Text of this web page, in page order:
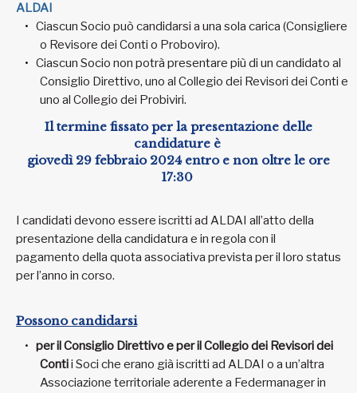
ALDAI
Ciascun Socio può candidarsi a una sola carica (Consigliere
o Revisore dei Conti o Proboviro).
Ciascun Socio non potrà presentare più di un candidato al
Consiglio Direttivo, uno al Collegio dei Revisori dei Conti e
uno al Collegio dei Probiviri.
Il termine fissato per la presentazione delle
candidature è
giovedì 29 febbraio 2024 entro e non oltre le ore
17:30
I candidati devono essere iscritti ad ALDAI all’atto della
presentazione della candidatura e in regola con il
pagamento della quota associativa prevista per il loro status
per l’anno in corso.
Possono candidarsi
per il Consiglio Direttivo e per il Collegio dei Revisori dei
Contii Soci che erano già iscritti ad ALDAI o a un’altra
Associazione territoriale aderente a Federmanager in